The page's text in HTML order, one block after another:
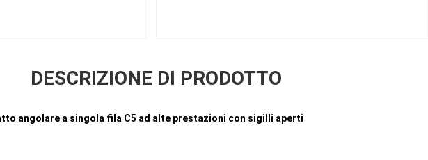
DESCRIZIONE DI PRODOTTO
angolare a singola fila C5 ad alte prestazioni con sigilli aperti